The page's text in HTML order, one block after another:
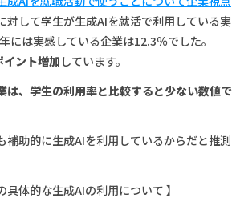
対して学生が生成AIを就活で利用している実
には実感している企業は12.3％でした。
イント増加しています。
は、学生の利用率と比較すると少ない数値で
補助的に生成AIを利用しているからだと推測
具体的な生成AIの利用について 】